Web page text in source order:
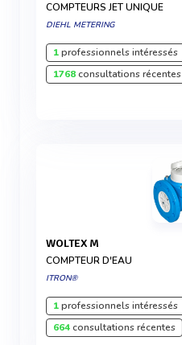
COMPTEURS JET UNIQUE
DIEHL METERING
1professionnels intéressés
1768consultations récentes
WOLTEX M
COMPTEUR D'EAU
ITRON®
1professionnels intéressés
664consultations récentes